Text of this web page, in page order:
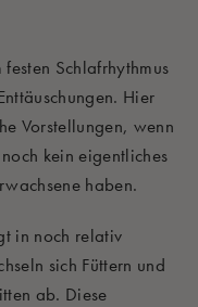
Schlafrhythmus
Hier
Vorstellungen, wenn
kein eigentliches
haben.
in noch relativ
sich Füttern und
ab. Diese